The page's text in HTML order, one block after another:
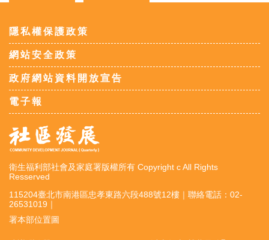
隱私權保護政策
網站安全政策
政府網站資料開放宣告
電子報
衛生福利部社會及家庭署版權所有 Copyright c All Rights
Resserved
115204臺北市南港區忠孝東路六段488號12樓｜聯絡電話：02-
26531019｜
署本部位置圖